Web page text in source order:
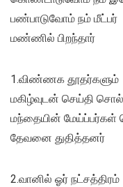
பண்பாடுவோம் நம் மீட்பர்
மண்ணில் பிறந்தார்
1.விண்ணக தூதர்களும்
மகிழ்வுடன் செய்தி
மந்தையின் மேய்ப்பர்கள்
தேவனை துதித்தனர்
2.வானில் ஓர் நட்சத்திரம்